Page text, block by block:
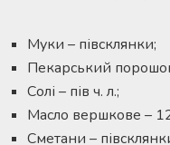
Муки – півсклянки;
Пекарський порошок
Солі – пів ч. л.;
Масло вершкове –
Сметани –